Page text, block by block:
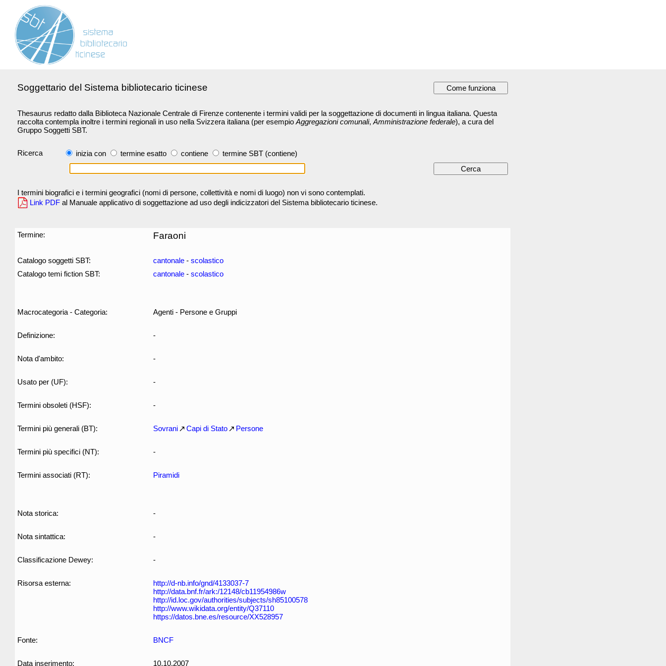
Soggettario del Sistema bibliotecario ticinese
Thesaurus redatto dalla Biblioteca Nazionale Centrale di Firenze contenente i termini validi per la soggettazione di documenti in lingua italiana. Questa
raccolta contempla inoltre i termini regionali in uso nella Svizzera italiana (per esempio Aggregazioni comunali, Amministrazione federale), a cura del
Gruppo Soggetti SBT.
Ricerca inizia con termine esatto contiene termine SBT (contiene)
I termini biografici e i termini geografici (nomi di persone, collettività e nomi di luogo) non vi sono contemplati.
Link PDF al Manuale applicativo di soggettazione ad uso degli indicizzatori del Sistema bibliotecario ticinese.
Termine: Faraoni
Catalogo soggetti SBT: cantonale - scolastico
Catalogo temi fiction SBT:
cantonale - scolastico
Macrocategoria - Categoria: Agenti - Persone e Gruppi
Definizione: -
Nota d'ambito: -
Usato per (UF): -
Termini obsoleti (HSF): -
Termini più generali (BT): Sovrani Capi di Stato Persone
Termini più specifici (NT): -
Termini associati (RT): Piramidi
Nota storica: -
Nota sintattica: -
Classificazione Dewey: -
Risorsa esterna:
http://d-nb.info/gnd/4133037-7
http://data.bnf.fr/ark:/12148/cb11954986w
http://id.loc.gov/authorities/subjects/sh85100578
http://www.wikidata.org/entity/Q37110
https://datos.bne.es/resource/XX528957
Fonte: BNCF
Data inserimento: 10.10.2007